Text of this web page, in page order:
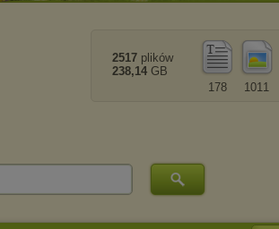
1011
178
2517 plików
238,14 GB